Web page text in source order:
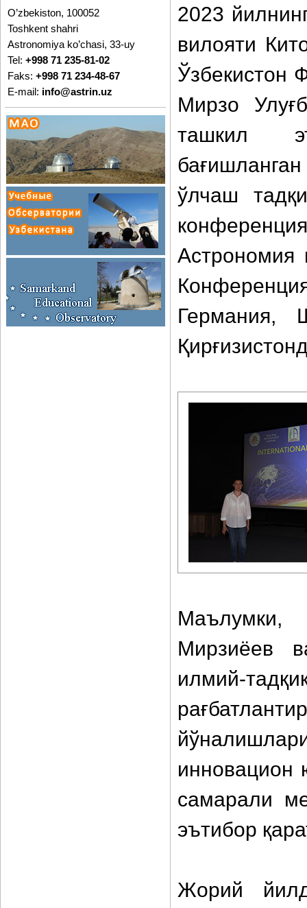
O’zbekiston, 100052
Toshkent shahri
Astronomiya ko’chasi, 33-uy
Tel: +998 71 235-81-02
Faks: +998 71 234-48-67
E-mail: info@astrin.uz
2023
вилояти
Ўзбекистон
Мирзо
ташкил
ўлчаш
Астрономия
Германия,
Маълумки,
Мирзиёев
илмий-
инновацион
самарали
эътибор
Жорий